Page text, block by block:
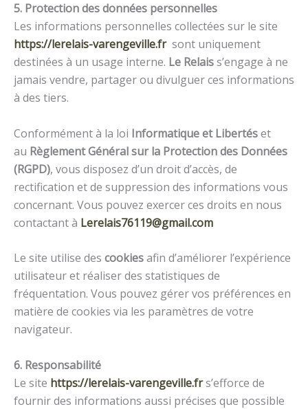
5. Protection des données personnelles
Les informations personnelles collectées sur le site
https://lerelais-varengeville.fr sont uniquement
destinées à un usage interne. Le Relaiss’engage à ne
jamais vendre, partager ou divulguer ces informations
à des tiers.
Conformément à la loi Informatique et Libertéset
au Règlement Général sur la Protection des Données
(RGPD), vous disposez d’un droit d’accès, de
rectification et de suppression des informations vous
concernant. Vous pouvez exercer ces droits en nous
contactant à Lerelais76119@gmail.com
Le site utilise des cookiesafin d’améliorer l’expérience
utilisateur et réaliser des statistiques de
fréquentation. Vous pouvez gérer vos préférences en
matière de cookies via les paramètres de votre
navigateur.
6. Responsabilité
Le site https://lerelais-varengeville.frs’efforce de
fournir des informations aussi précises que possible